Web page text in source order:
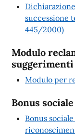
successione
445/2000)
Modulo
suggerimenti
Modulo per
Bonus
Bonus